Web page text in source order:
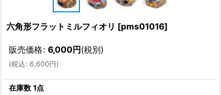
六角形フラットミルフィオリ [pms01016]
販売価格: 6,000円(税別)
(税込: 6,600円)
在庫数 1点